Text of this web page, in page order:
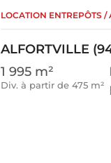
LOCATION ENTREPÔTS /
ALFORTVILLE
1 995 m²
Div. à partir de 475 m²